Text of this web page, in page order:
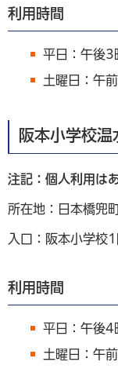
利用時間
平日：午後
土曜日：午
阪本小学校温
注記：個人利用は
所在地：日本橋兜
入口：阪本小学校
利用時間
平日：午後4
土曜日：午